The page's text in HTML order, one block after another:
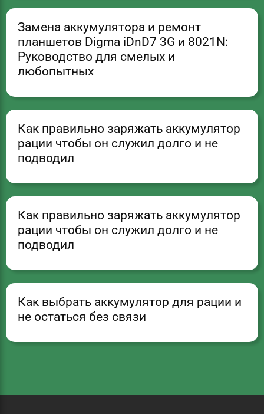
Замена аккумулятора и ремонт
планшетов Digma iDnD7 3G и 8021N:
Руководство для смелых и
любопытных
Как правильно заряжать аккумулятор
рации чтобы он служил долго и не
подводил
Как правильно заряжать аккумулятор
рации чтобы он служил долго и не
подводил
Как выбрать аккумулятор для рации и
не остаться без связи